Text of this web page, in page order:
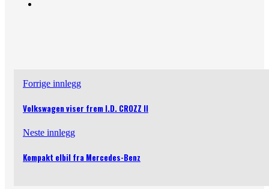
Forrige innlegg
Volkswagen viser frem I.D. CROZZ II
Neste innlegg
Kompakt elbil fra Mercedes-Benz